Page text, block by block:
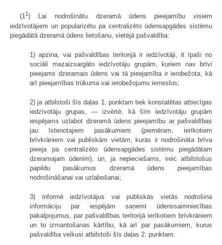
(11) Lai nodrošinātu dzeramā ūdens pieejamību visiem
iedzīvotājiem un popularizētu pa centralizēto ūdensapgādes sistēmu
piegādātā dzeramā ūdens lietošanu, vietējā pašvaldība:
1) apzina, vai pašvaldības teritorijā ir iedzīvotāji, it īpaši no
sociāli mazaizsargāto iedzīvotāju grupām, kuriem nav brīvi
pieejams dzeramais ūdens vai tā pieejamība ir ierobežota, kā
arī pieejamības trūkuma vai ierobežojumu iemeslus;
2) ja atbilstoši šīs daļas 1.
punktam tiek konstatētas attiecīgas
iedzīvotāju grupas, — izvērtē, kā šīm iedzīvotāju grupām
iespējams uzlabot dzeramā ūdens pieejamību ar pašvaldības
jau īstenotajiem pasākumiem (piemēram, ierīkotiem
brīvkrāniem vai publiskām vietām, kurās ir nodrošināta brīva
pieeja pa centralizēto ūdensapgādes sistēmu piegādātam
dzeramajam ūdenim), un, ja nepieciešams, veic atbilstošus
papildu pasākumus dzeramā ūdens pieejamības
nodrošināšanai vai uzlabošanai;
3) informē iedzīvotājus vai publiskās vietās nodrošina
informāciju par iespējām saņemt ūdenssaimniecības
pakalpojumus, par pašvaldības teritorijā ierīkotiem brīvkrāniem
un to izmantošanas kārtību, kā arī par pasākumiem, kurus
pašvaldība veikusi atbilstoši šīs daļas 2. punktam.